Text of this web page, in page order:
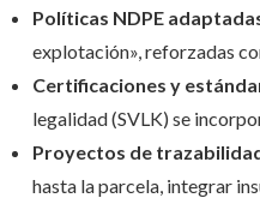
Políticas NDPE
explotación», reforzadas
Certificaciones y
legalidad (SVLK) se
Proyectos de
hasta la parcela, integrar